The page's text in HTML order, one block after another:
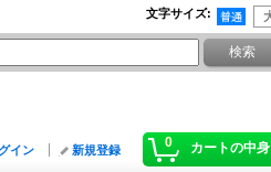
文字サイズ:
0 カートの中身
イン 新規登録